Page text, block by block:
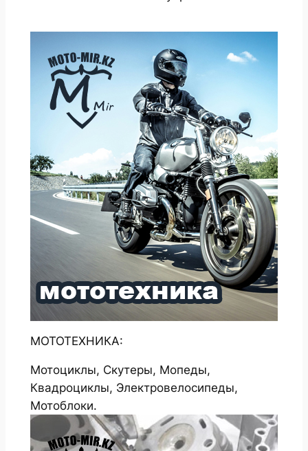
МОТОТЕХНИКА:
Мотоциклы, Скутеры, Мопеды,
Квадроциклы, Электровелосипеды,
Мотоблоки.